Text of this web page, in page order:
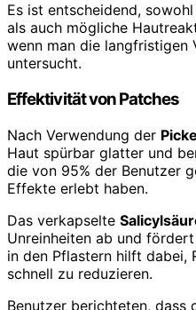
Es ist entscheidend,
als auch mögliche
wenn man die langfristigen
untersucht.
Effektivität von Patches
Nach Verwendung der
Haut spürbar glatter und
die von 95% der Benutzer
Effekte erlebt haben.
Das verkapselte
Unreinheiten ab und
in den Pflastern hilft dabei,
schnell zu reduzieren.
Benutzer berichteten, dass